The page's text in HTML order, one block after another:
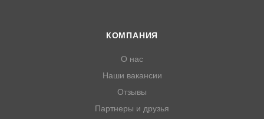
КОМПАНИЯ
О нас
Наши вакансии
Отзывы
Партнеры и друзья